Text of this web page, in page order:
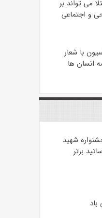
می تواند بر
و اجتماعی
با شعار
انسان ها
شهید
برتر